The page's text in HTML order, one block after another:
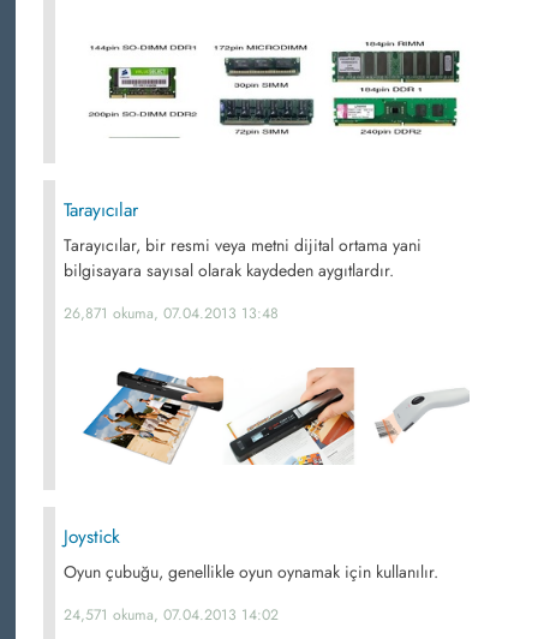
Tarayıcılar
Tarayıcılar, bir resmi veya metni dijital ortama yani
bilgisayara sayısal olarak kaydeden aygıtlardır.
26,871 okuma, 07.04.2013 13:48
Joystick
Oyun çubuğu, genellikle oyun oynamak için kullanılır.
24,571 okuma, 07.04.2013 14:02